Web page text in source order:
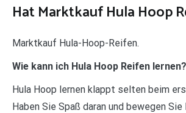
Hat Marktkauf Hula Hoop
Marktkauf Hula-Hoop-Reifen.
Wie kann ich Hula Hoop Reifen lernen?
Hula Hoop lernen klappt selten beim
Haben Sie Spaß daran und bewegen